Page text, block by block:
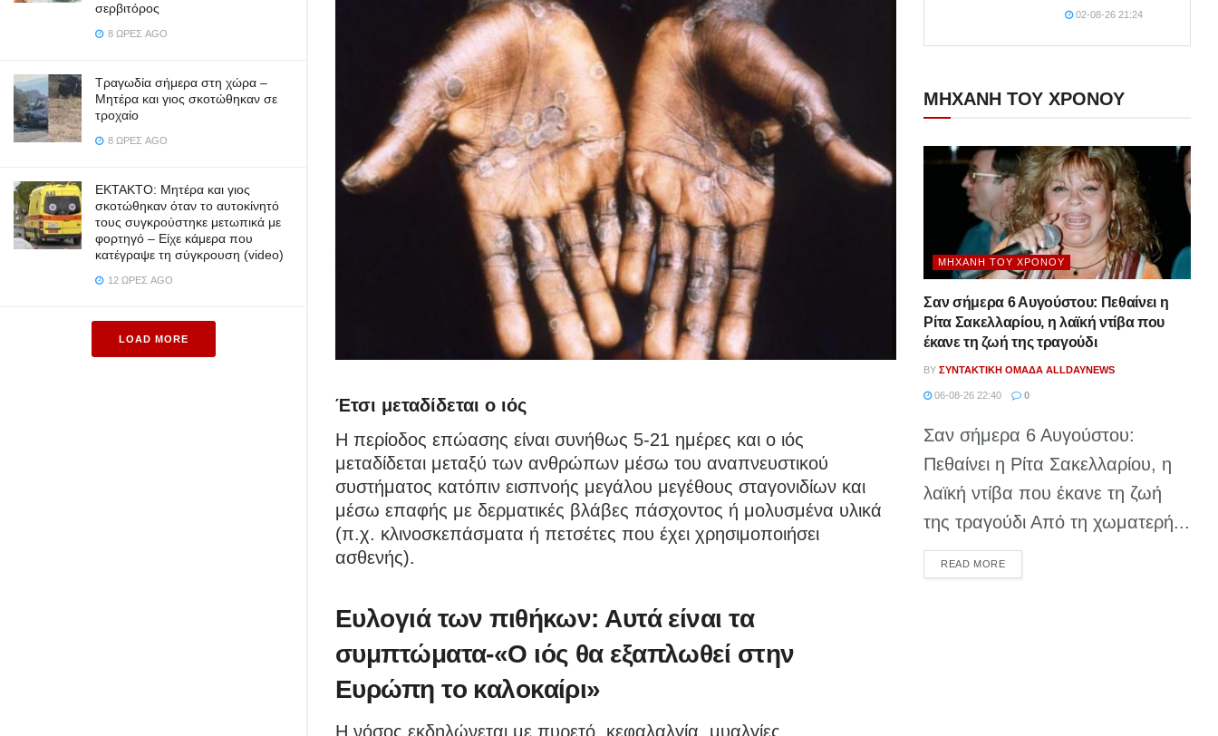
σερβιτόρος
8 ΏΡΕΣ AGO
Τραγωδία σήμερα στη χώρα –
Μητέρα και γιος σκοτώθηκαν σε
τροχαίο
8 ΏΡΕΣ AGO
ΕΚΤΑΚΤΟ: Μητέρα και γιος
σκοτώθηκαν όταν το αυτοκίνητό
τους συγκρούστηκε μετωπικά με
φορτηγό – Είχε κάμερα που
κατέγραψε τη σύγκρουση (video)
12 ΏΡΕΣ AGO
LOAD MORE
Έτσι μεταδίδεται ο ιός
Η περίοδος επώασης είναι συνήθως 5-21 ημέρες και ο ιός
μεταδίδεται μεταξύ των ανθρώπων μέσω του αναπνευστικού
συστήματος κατόπιν εισπνοής μεγάλου μεγέθους σταγονιδίων και
μέσω επαφής με δερματικές βλάβες πάσχοντος ή μολυσμένα υλικά
(π.χ. κλινοσκεπάσματα ή πετσέτες που έχει χρησιμοποιήσει
ασθενής).
Ευλογιά των πιθήκων: Αυτά είναι τα
συμπτώματα-«Ο ιός θα εξαπλωθεί στην
Ευρώπη το καλοκαίρι»
Η νόσος εκδηλώνεται με πυρετό, κεφαλαλγία, μυαλγίες,
02-08-26 21:24
ΜΗΧΑΝΗ ΤΟΥ ΧΡΟΝΟΥ
ΜΗΧΑΝΉ ΤΟΥ ΧΡΌΝΟΥ
Σαν σήμερα 6 Αυγούστου: Πεθαίνει η
Ρίτα Σακελλαρίου, η λαϊκή ντίβα που
έκανε τη ζωή της τραγούδι
BY ΣΥΝΤΑΚΤΙΚΉ ΟΜΆΔΑ ALLDAYNEWS
06-08-26 22:40 0
Σαν σήμερα 6 Αυγούστου:
Πεθαίνει η Ρίτα Σακελλαρίου, η
λαϊκή ντίβα που έκανε τη ζωή
της τραγούδι Από τη χωματερή...
READ MOREDETAILS